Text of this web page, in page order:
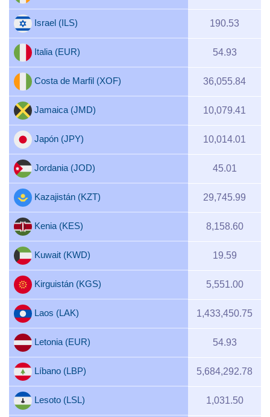
Israel (ILS) 190.53
Italia (EUR) 54.93
Costa de Marfil (XOF) 36,055.84
Jamaica (JMD) 10,079.41
Japón (JPY) 10,014.01
Jordania (JOD) 45.01
Kazajistán (KZT) 29,745.99
Kenia (KES) 8,158.60
Kuwait (KWD) 19.59
Kirguistán (KGS) 5,551.00
Laos (LAK) 1,433,450.75
Letonia (EUR) 54.93
Líbano (LBP) 5,684,292.78
Lesoto (LSL) 1,031.50